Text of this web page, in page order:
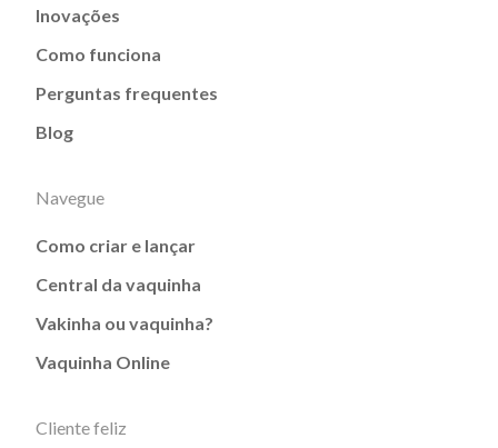
Inovações
Como funciona
Perguntas frequentes
Blog
Navegue
Como criar e lançar
Central da vaquinha
Vakinha ou vaquinha?
Vaquinha Online
Cliente feliz